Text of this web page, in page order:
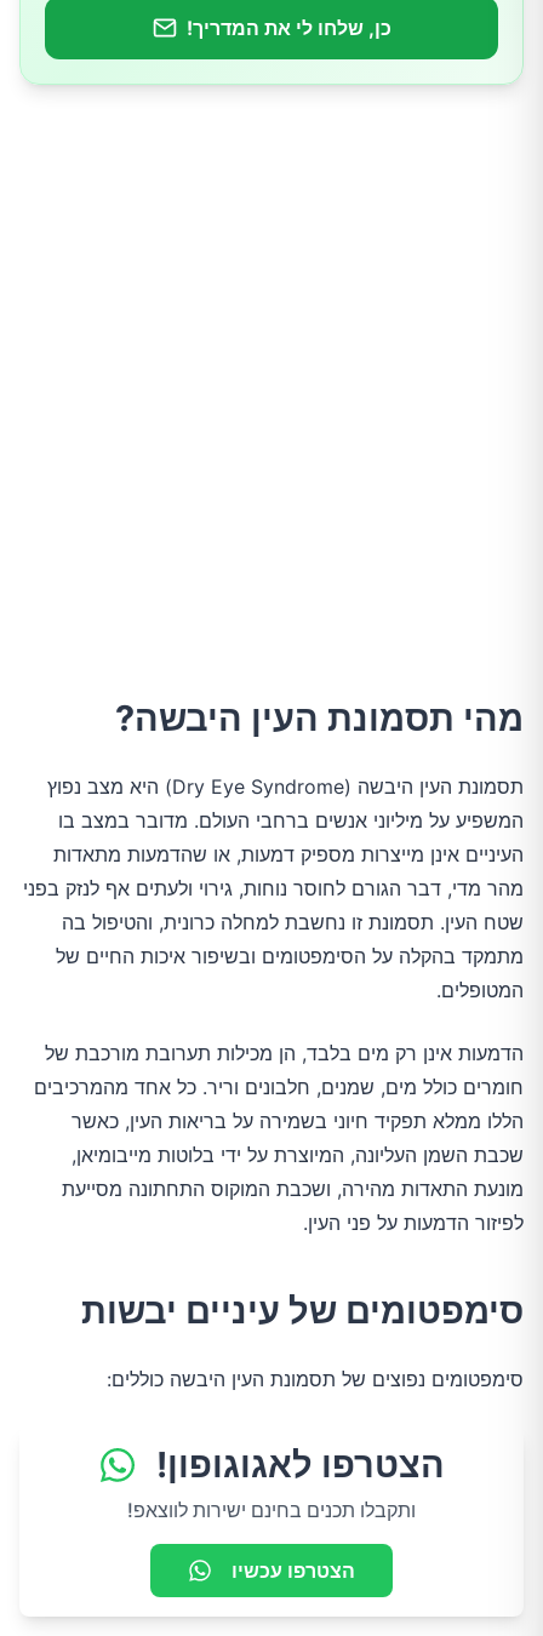
8. רפואה משלימה
כן, שלחו לי את המדריך!
מהי תסמונת העין היבשה?
תסמונת העין היבשה (Dry Eye Syndrome) היא מצב נפוץ
המשפיע על מיליוני אנשים ברחבי העולם. מדובר במצב בו
העיניים אינן מייצרות מספיק דמעות, או שהדמעות מתאדות
מהר מדי, דבר הגורם לחוסר נוחות, גירוי ולעתים אף לנזק בפני
שטח העין. תסמונת זו נחשבת למחלה כרונית, והטיפול בה
מתמקד בהקלה על הסימפטומים ובשיפור איכות החיים של
המטופלים.
הדמעות אינן רק מים בלבד, הן מכילות תערובת מורכבת של
חומרים כולל מים, שמנים, חלבונים וריר. כל אחד מהמרכיבים
הללו ממלא תפקיד חיוני בשמירה על בריאות העין, כאשר
שכבת השמן העליונה, המיוצרת על ידי בלוטות מייבומיאן,
מונעת התאדות מהירה, ושכבת המוקוס התחתונה מסייעת
לפיזור הדמעות על פני העין.
סימפטומים של עיניים יבשות
סימפטומים נפוצים של תסמונת העין היבשה כוללים:
הצטרפו לאגוגופון!
ותקבלו תכנים בחינם ישירות לווצאפ!
הצטרפו עכשיו